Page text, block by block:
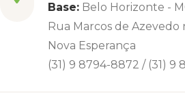
Base: Belo Horizonte -
Rua Marcos de Azevedo
Nova Esperança
(31) 9 8794-8872 / (31) 9